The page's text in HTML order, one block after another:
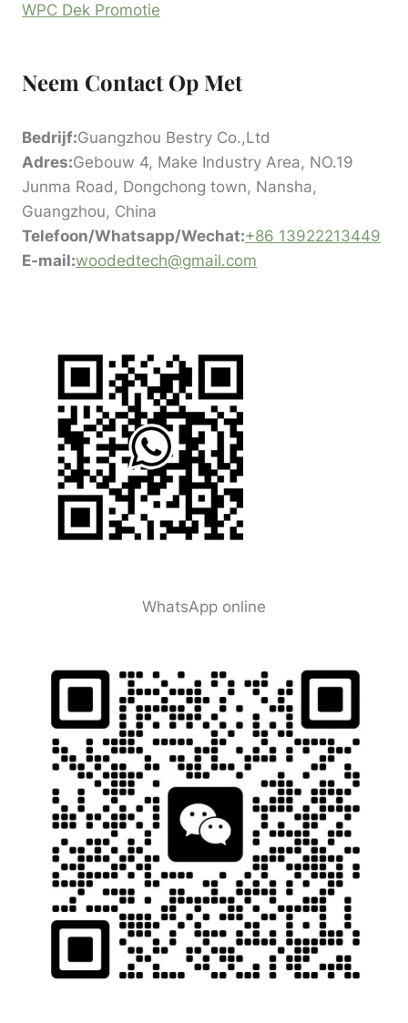
WPC Dek Promotie
Neem Contact Op Met
Bedrijf:Guangzhou Bestry Co.,Ltd
Adres:Gebouw 4, Make Industry Area, NO.19
Junma Road, Dongchong town, Nansha,
Guangzhou, China
Telefoon/Whatsapp/Wechat:+86 13922213449
E-mail:woodedtech@gmail.com
WhatsApp online